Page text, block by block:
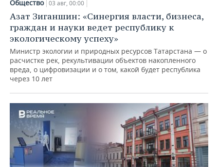
Общество 03 авг, 00:00
Азат Зиганшин: «Синергия власти, бизнеса,
граждан и науки ведет республику к
экологическому успеху»
Министр экологии и природных ресурсов Татарстана — о
расчистке рек, рекультивации объектов накопленного
вреда, о цифровизации и о том, какой будет республика
через 10 лет